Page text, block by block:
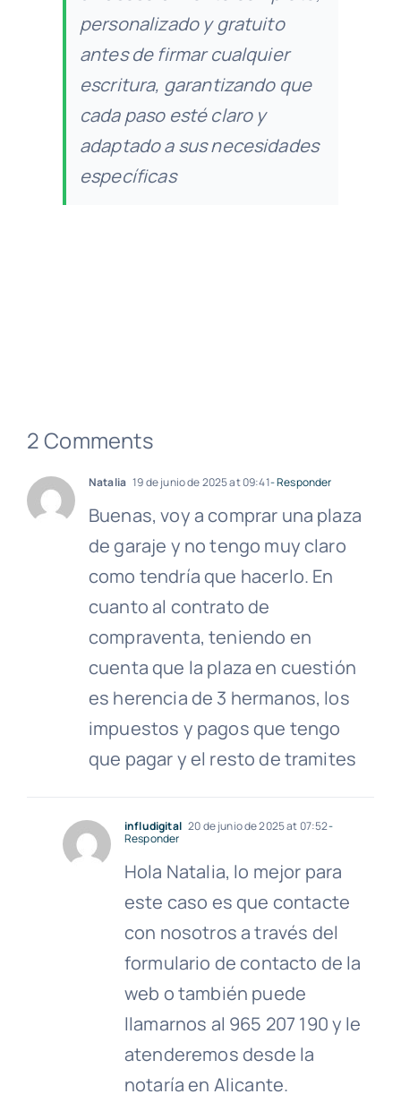
personalizado y gratuito
antes de firmar cualquier
escritura, garantizando que
cada paso esté claro y
adaptado a sus necesidades
específicas
2 Comments
Natalia 19 de junio de 2025 at 09:41- Responder
Buenas, voy a comprar una plaza
de garaje y no tengo muy claro
como tendría que hacerlo. En
cuanto al contrato de
compraventa, teniendo en
cuenta que la plaza en cuestión
es herencia de 3 hermanos, los
impuestos y pagos que tengo
que pagar y el resto de tramites
infludigital 20 de junio de 2025 at 07:52-
Responder
Hola Natalia, lo mejor para
este caso es que contacte
con nosotros a través del
formulario de contacto de la
web o también puede
llamarnos al 965 207 190 y le
atenderemos desde la
notaría en Alicante.